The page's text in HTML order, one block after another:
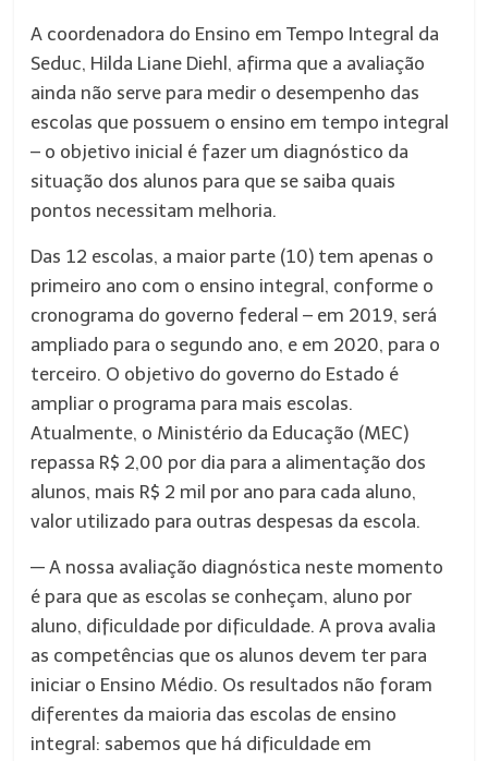
A coordenadora do Ensino em Tempo Integral da
Seduc, Hilda Liane Diehl, afirma que a avaliação
ainda não serve para medir o desempenho das
escolas que possuem o ensino em tempo integral
– o objetivo inicial é fazer um diagnóstico da
situação dos alunos para que se saiba quais
pontos necessitam melhoria.
Das 12 escolas, a maior parte (10) tem apenas o
primeiro ano com o ensino integral, conforme o
cronograma do governo federal – em 2019, será
ampliado para o segundo ano, e em 2020, para o
terceiro. O objetivo do governo do Estado é
ampliar o programa para mais escolas.
Atualmente, o Ministério da Educação (MEC)
repassa R$ 2,00 por dia para a alimentação dos
alunos, mais R$ 2 mil por ano para cada aluno,
valor utilizado para outras despesas da escola.
— A nossa avaliação diagnóstica neste momento
é para que as escolas se conheçam, aluno por
aluno, dificuldade por dificuldade. A prova avalia
as competências que os alunos devem ter para
iniciar o Ensino Médio. Os resultados não foram
diferentes da maioria das escolas de ensino
integral: sabemos que há dificuldade em